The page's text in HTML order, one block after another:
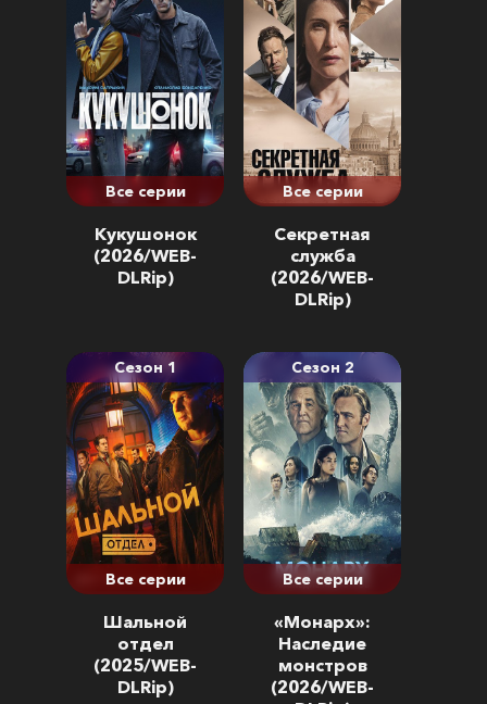
Все серии
Кукушонок
(2026/WEB-
DLRip)
Все серии
Секретная
служба
(2026/WEB-
DLRip)
Сезон 1
Все серии
Шальной
отдел
(2025/WEB-
DLRip)
Сезон 2
Все серии
«Монарх»:
Наследие
монстров
(2026/WEB-